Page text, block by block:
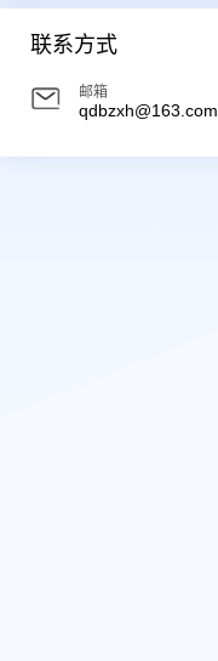
联系方式
邮箱
qdbzxh@163.com